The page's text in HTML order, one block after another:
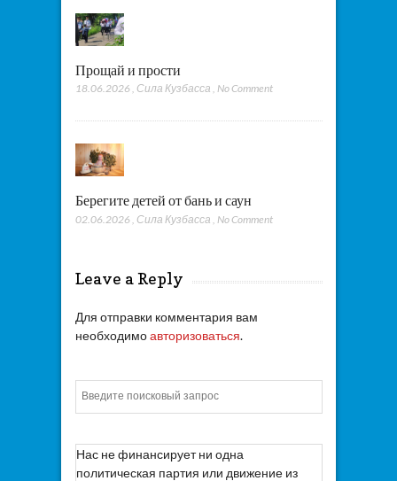
Прощай и прости
18.06.2026 , Сила Кузбасса , No Comment
Берегите детей от бань и саун
02.06.2026 Сила Кузбасса No Comment
Leave a Reply
Для отправки комментария вам
необходимоавторизоваться.
Нас не финансирует ни одна
политическая партия или движение из